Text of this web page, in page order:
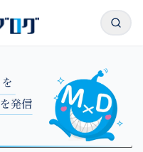
検索
ディックス｜ページ24